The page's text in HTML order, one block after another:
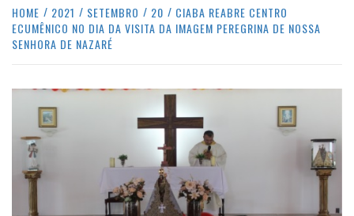
HOME 2021 SETEMBRO 20
CIABA REABRE CENTRO
ECUMÊNICO NO DIA DA VISITA DA IMAGEM PEREGRINA DE NOSSA
SENHORA DE NAZARÉ